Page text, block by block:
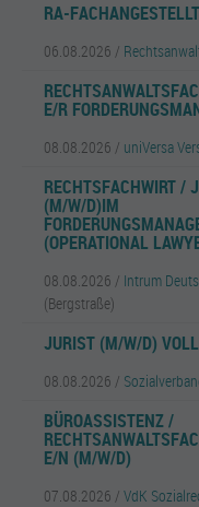
RA-
06.08.2026 /
E/R
08.08.2026 / uniVersa
RECHTSFACHWIRT /
(M/W/D)IM
(OPERATIONAL
08.08.2026 / Intrum
(Bergstraße)
JURIST (M/W/D)
08.08.2026 /
BÜROASSISTENZ /
E/N (M/W/D)
07.08.2026 / VdK